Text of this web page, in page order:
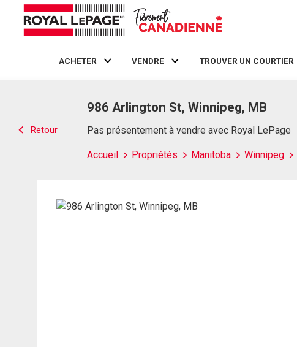
ACHETER VENDRE TROUVER UN COURTIER
Retour
986 Arlington St, Winnipeg, MB
Pas présentement à vendre avec Royal LePage
Accueil Propriétés Manitoba Winnipeg